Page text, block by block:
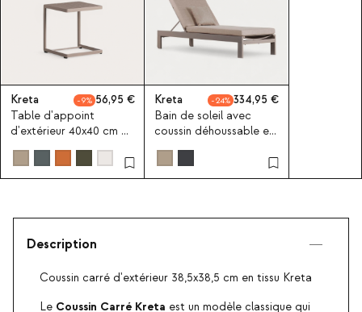
Kreta 9
56,95
Table d'appoint
d'extérieur 40x40 cm en
aluminium Kreta
Kreta 24
334,95
Bain de soleil avec
coussin déhoussable et
coussin carré New
Description
Coussin carré d'extérieur 38,5x38,5 cm en tissu Kreta
Le Coussin Carré Kreta est un modèle classique qui